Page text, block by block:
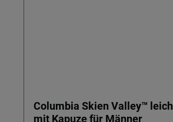
Columbia Skien Valley™
mit Kapuze für Männer